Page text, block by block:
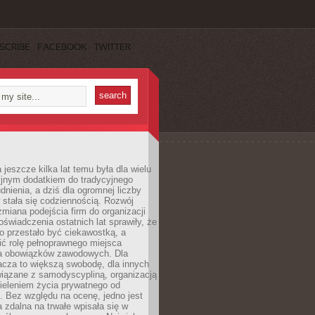
FACEBOOK TWITTER
jeszcze kilka lat temu była dla wielu
dodatkiem do tradycyjnego
a dziś dla ogromnej liczby
stała się codziennością. Rozwój
podejścia firm do organizacji
ostatnich lat sprawiły, że
przestało być ciekawostką, a
rolę pełnoprawnego miejsca
obowiązków zawodowych. Dla
to większą swobodę, dla innych
z samodyscypliną, organizacją
życia prywatnego od
Bez względu na ocenę, jedno jest
zdalna na trwałe wpisała się w